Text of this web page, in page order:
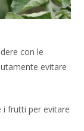
con le
evitare
i frutti per evitare